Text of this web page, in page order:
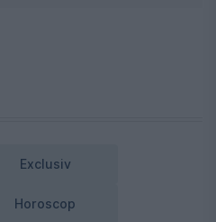
Exclusiv
Horoscop